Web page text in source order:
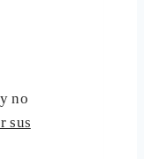
y no
sus